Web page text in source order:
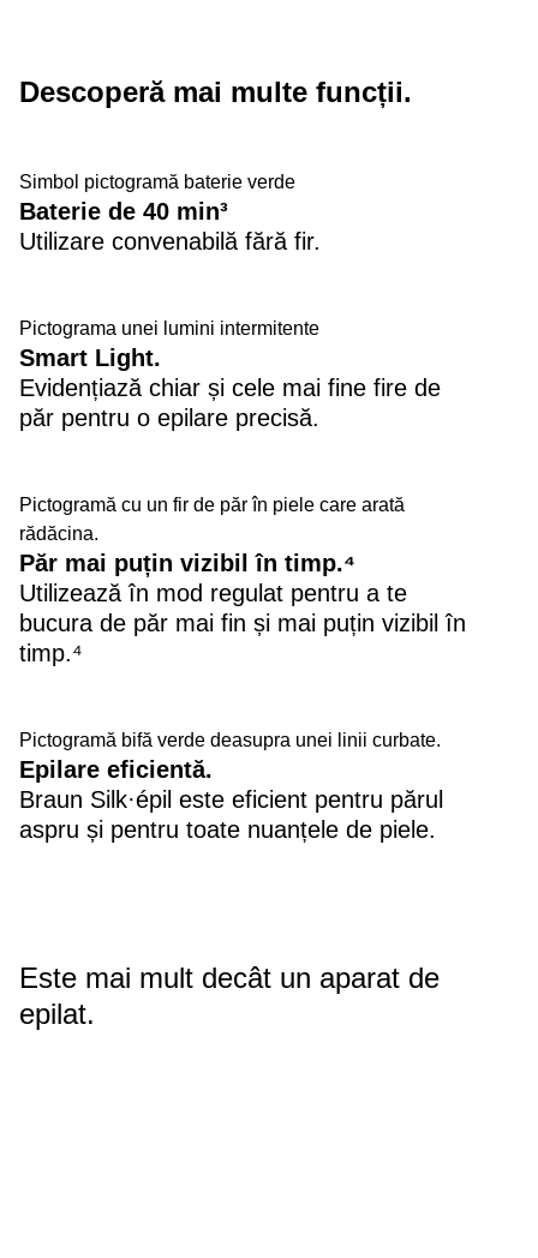
Descoperă mai multe funcții.
Simbol pictogramă baterie verde
Baterie de 40 min³
Utilizare convenabilă fără fir.
Pictograma unei lumini intermitente
Smart Light.
Evidențiază chiar și cele mai fine fire de
păr pentru o epilare precisă.
Pictogramă cu un fir de păr în piele care arată
rădăcina.
Păr mai puțin vizibil în timp.⁴
Utilizează în mod regulat pentru a te
bucura de păr mai fin și mai puțin vizibil în
timp.⁴
Pictogramă bifă verde deasupra unei linii curbate.
Epilare eficientă.
Braun Silk·épil este eficient pentru părul
aspru și pentru toate nuanțele de piele.
Este mai mult decât un aparat de
epilat.